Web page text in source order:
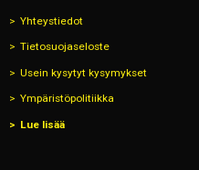
Yhteystiedot
Tietosuojaseloste
Usein kysytyt kysymykset
Ympäristöpolitiikka
Lue lisää